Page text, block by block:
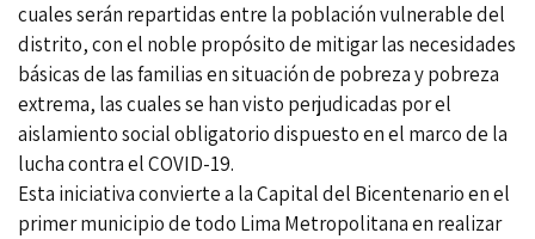
cuales serán repartidas entre la población vulnerable del
distrito, con el noble propósito de mitigar las necesidades
básicas de las familias en situación de pobreza y pobreza
extrema, las cuales se han visto perjudicadas por el
aislamiento social obligatorio dispuesto en el marco de la
lucha contra el COVID-19.
Esta iniciativa convierte a la Capital del Bicentenario en el
primer municipio de todo Lima Metropolitana en realizar